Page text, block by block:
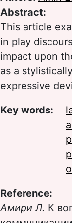
Abstract:
This article
in play
impact upon
as a
expressive
Key words:
Reference:
Амири Л. К